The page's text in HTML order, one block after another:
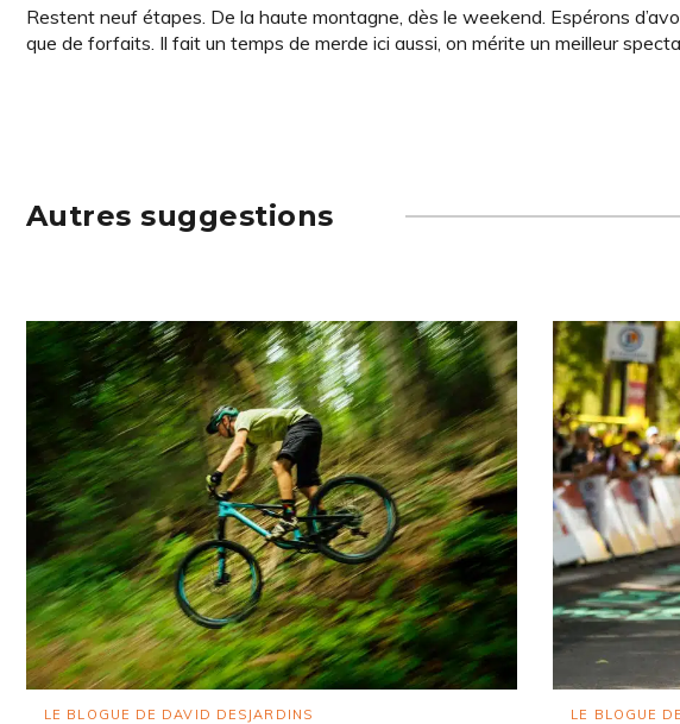
Restent neuf étapes. De la haute montagne, dès le weekend. Espérons
que de forfaits. Il fait un temps de merde ici aussi, on mérite un meilleur
Autres suggestions
LE BLOGUE DE DAVID DESJARDINS LE BLOGUE